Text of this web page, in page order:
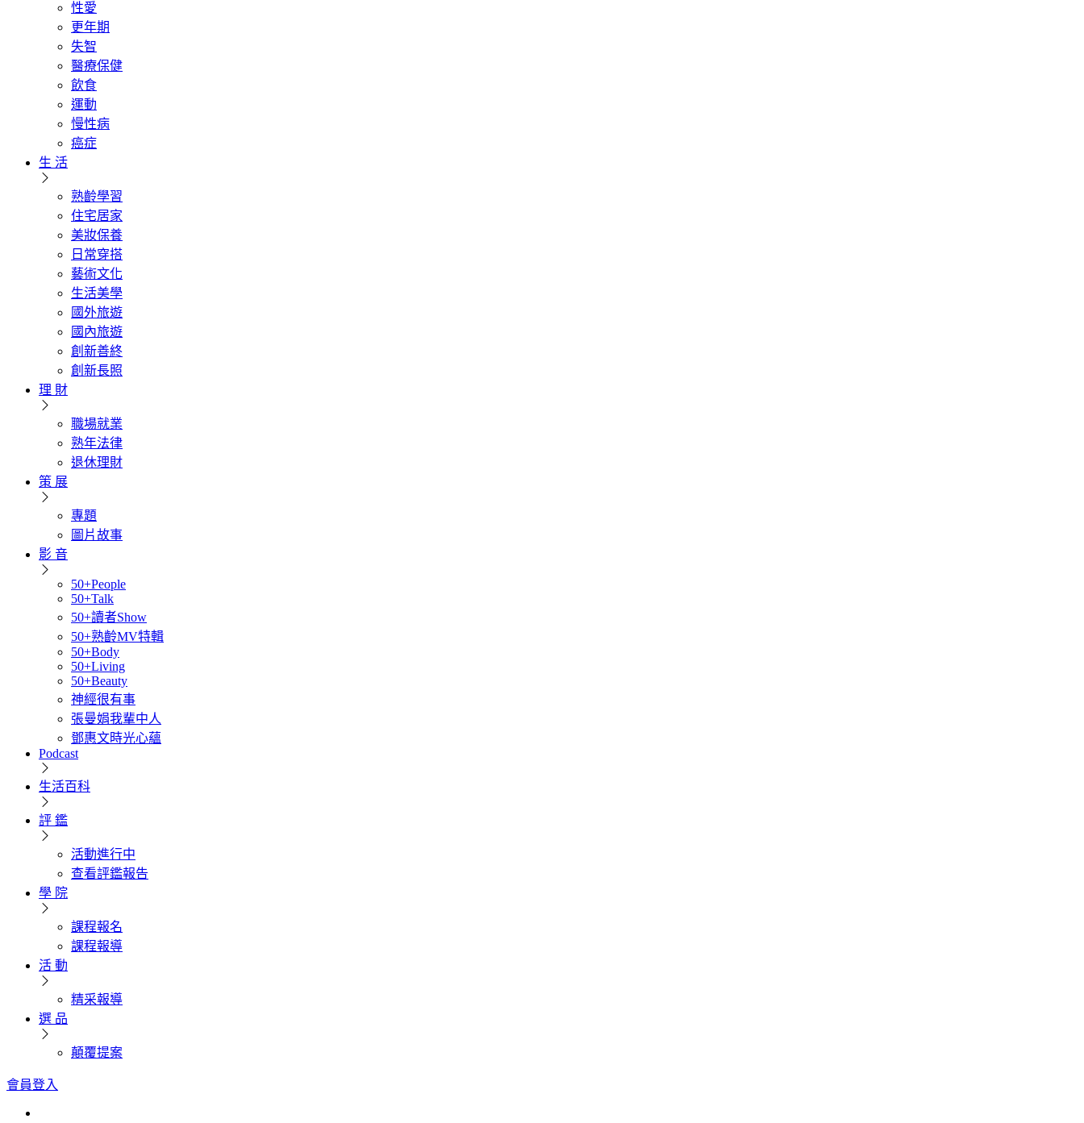
性愛
更年期
失智
醫療保健
飲食
運動
慢性病
癌症
生 活
熟齡學習
住宅居家
美妝保養
日常穿搭
藝術文化
生活美學
國外旅遊
國內旅遊
創新善終
創新長照
理 財
職場就業
熟年法律
退休理財
策 展
專題
圖片故事
影 音
50+People
50+Talk
50+讀者Show
50+熟齡MV特輯
50+Body
50+Living
50+Beauty
神經很有事
張曼娟我輩中人
鄧惠文時光心蘊
Podcast
生活百科
評 鑑
活動進行中
查看評鑑報告
學 院
課程報名
課程報導
活 動
精采報導
選 品
顛覆提案
會員登入